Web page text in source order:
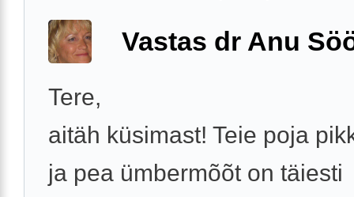
Vastas dr Anu
Tere,
aitäh küsimast! Teie poja
ja pea ümbermõõt on täiesti